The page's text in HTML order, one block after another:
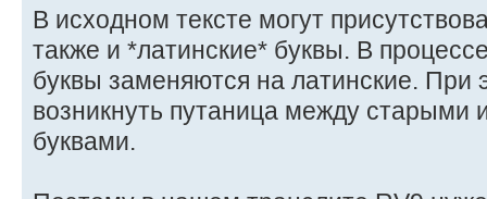
В исходном тексте могут
также и *латинские* буквы. В
буквы заменяются на латинские. При
возникнуть путаница между старыми
буквами.